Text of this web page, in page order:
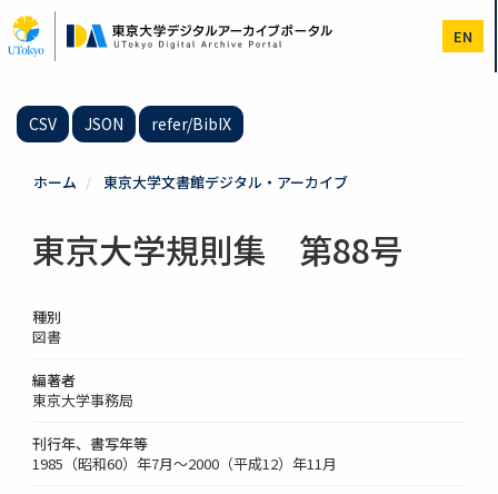
イ
ン
EN
CSV JSON refer/BibIX
ホーム 東京大学文書館デジタル・アーカイブ
東京大学規則集 第88号
種別
図書
編著者
東京大学事務局
刊行年、書写年等
1985（昭和60）年7月～2000（平成12）年11月